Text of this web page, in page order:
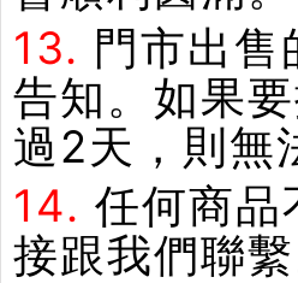
13. 門市出
告知。如果
過2天，則無
14. 任何商品
接跟我們聯